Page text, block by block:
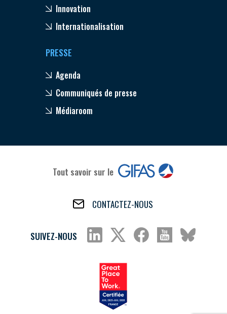
Innovation
Internationalisation
PRESSE
Agenda
Communiqués de presse
Médiaroom
Tout savoir sur le
CONTACTEZ-NOUS
SUIVEZ-NOUS